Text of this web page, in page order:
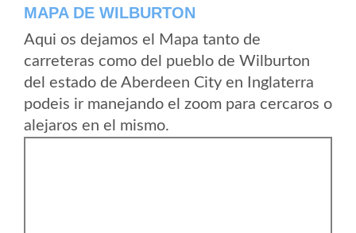
MAPA DE WILBURTON
Aqui os dejamos el Mapa tanto de
carreteras como del pueblo de Wilburton
del estado de Aberdeen City en Inglaterra
podeis ir manejando el zoom para cercaros o
alejaros en el mismo.